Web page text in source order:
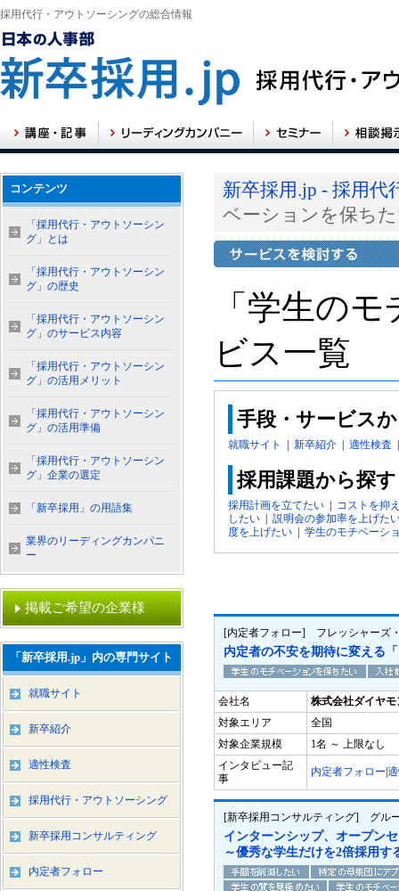
採用代行・アウトソーシングの総合情報
新卒採用.jp - 採用
ベーションを保ち
「学生の
ビス一覧
手段・サービス
就職サイト 新卒紹介 適性検査
採用課題から探す
採用計画を立てたい
コストを抑
したい
説明会の参加率を上げた
度を上げたい
学生のモチベーシ
[内定者フォロー] フレッシャーズ
内定者の不安を期待に変える
会社名
株式会社ダイヤモ
対象エリア
全国
対象企業規模
1名 ～ 上限なし
インタビュー記
事
内定者フォロー
[新卒採用コンサルティング] グル
インターンシップ、オープン
～優秀な学生だけを2倍採用す
コンテンツ
「採用代行・アウトソーシン
グ」とは
「採用代行・アウトソーシン
グ」の歴史
「採用代行・アウトソーシン
グ」のサービス内容
「採用代行・アウトソーシン
グ」の活用メリット
「採用代行・アウトソーシン
グ」の活用準備
「採用代行・アウトソーシン
グ」企業の選定
「新卒採用」の用語集
業界のリーディングカンパニ
ー
掲載ご希望の企業様
「新卒採用.jp」内の専門サイト
就職サイト
新卒紹介
適性検査
採用代行・アウトソーシング
新卒採用コンサルティング
内定者フォロー